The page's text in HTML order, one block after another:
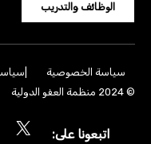
الوظائف والتدريب
سياسة الخصوصية
© 2024 منظمة العفو الدولية
اتبعونا على: X